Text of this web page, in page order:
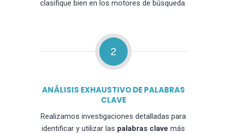
clasifique bien en los motores de búsqueda.
2
ANÁLISIS EXHAUSTIVO DE PALABRAS
CLAVE
Realizamos investigaciones detalladas para
identificar y utilizar las palabras clave más